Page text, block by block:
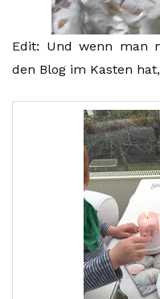
Edit: Und wenn man
den Blog im Kasten